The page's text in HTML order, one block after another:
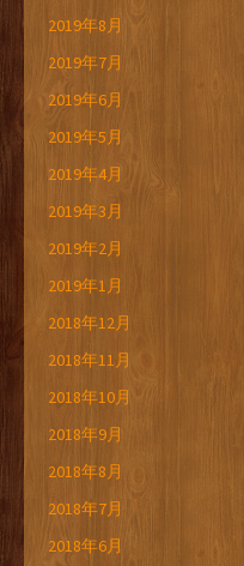
2019年8月
2019年7月
2019年6月
2019年5月
2019年4月
2019年3月
2019年2月
2019年1月
2018年12月
2018年11月
2018年10月
2018年9月
2018年8月
2018年7月
2018年6月